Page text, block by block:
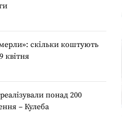
скільки коштують
квітня
понад 200
– Кулеба